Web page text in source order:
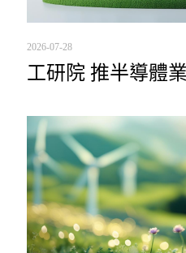
2026-07-28
工研院 推半導體